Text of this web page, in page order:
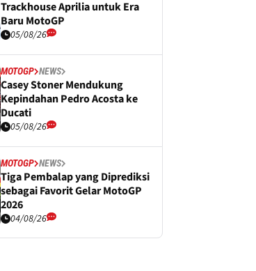
Trackhouse Aprilia untuk Era
Baru MotoGP
05/08/26
MOTOGP NEWS
Casey Stoner Mendukung
Kepindahan Pedro Acosta ke
Ducati
05/08/26
MOTOGP NEWS
Tiga Pembalap yang Diprediksi
sebagai Favorit Gelar MotoGP
2026
04/08/26